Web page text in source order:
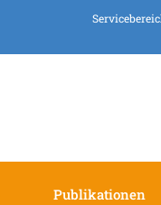
Publikationen